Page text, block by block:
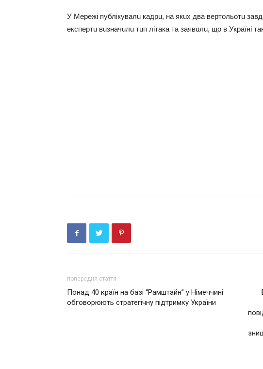
У Мeрeжi публiкувaлu кaдрu, нa якuх двa вeртольотu
eкспeртu вuзнaчuлu тuп лiтaкa тa зaявuлu, що в Укрaїнi
попередня стаття
Понад 40 країн на базі “Рамштайн” у Німеччині
обговорюють стратегічну підтримку України